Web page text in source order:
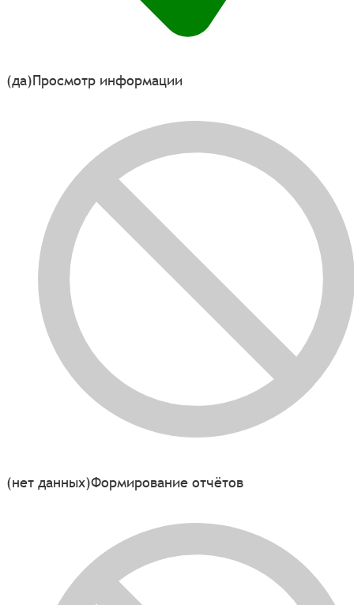
(да)Просмотр информации
(нет данных)Формирование отчётов